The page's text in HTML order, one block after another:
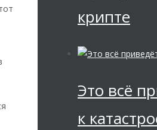
крипте
Это всё
к